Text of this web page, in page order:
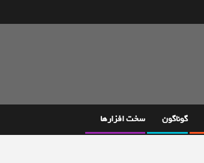
گوناگون سخت افزارها